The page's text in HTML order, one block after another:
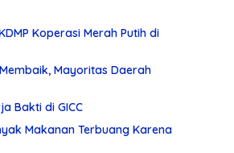
Koperasi Merah Putih di
Mayoritas Daerah
Bakti di GICC
Makanan Terbuang Karena